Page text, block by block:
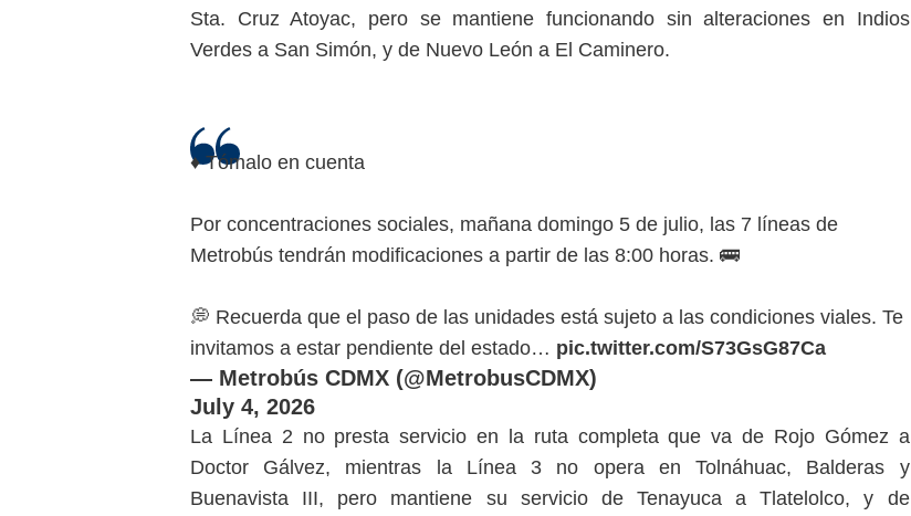
Sta. Cruz Atoyac, pero se mantiene funcionando sin alteraciones en Indios
Verdes a San Simón, y de Nuevo León a El Caminero.
♦️ Tómalo en cuenta
Por concentraciones sociales, mañana domingo 5 de julio, las 7 líneas de
Metrobús tendrán modificaciones a partir de las 8:00 horas. 🚌
💭 Recuerda que el paso de las unidades está sujeto a las condiciones viales. Te
invitamos a estar pendiente del estado… pic.twitter.com/S73GsG87Ca
— Metrobús CDMX (@MetrobusCDMX)
July 4, 2026
La Línea 2 no presta servicio en la ruta completa que va de Rojo Gómez a
Doctor Gálvez, mientras la Línea 3 no opera en Tolnáhuac, Balderas y
Buenavista III, pero mantiene su servicio de Tenayuca a Tlatelolco, y de